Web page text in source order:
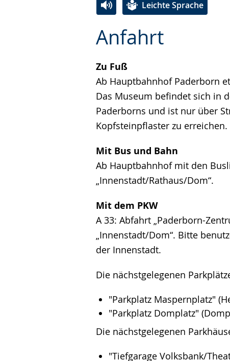
Anfahrt
Zu Fuß
Ab Hauptbahnhof Paderborn
Das Museum befindet sich in
Paderborns und ist nur über
Kopfsteinpflaster zu erreichen.
Mit Bus und Bahn
Ab Hauptbahnhof mit den
„Innenstadt/Rathaus/Dom“.
Mit dem PKW
A 33: Abfahrt „Paderborn-
„Innenstadt/Dom“. Bitte
der Innenstadt.
Die nächstgelegenen
"Parkplatz Maspernplatz"
"Parkplatz Domplatz"
Die nächstgelegenen
"Tiefgarage Volksbank/
Leichte Sprache
Leichten
wechseln.
Audio-
Video
Deutscher
Gebärdensprache
wird
angezeigt.